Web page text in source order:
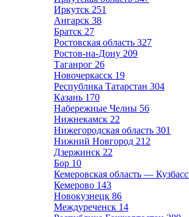
Иркутск 251
Ангарск 38
Братск 27
Ростовская область 327
Ростов-на-Дону 209
Таганрог 26
Новочеркасск 19
Республика Татарстан 304
Казань 170
Набережные Челны 56
Нижнекамск 22
Нижегородская область 301
Нижний Новгород 212
Дзержинск 22
Бор 10
Кемеровская область — Кузбасс
Кемерово 143
Новокузнецк 86
Междуреченск 14